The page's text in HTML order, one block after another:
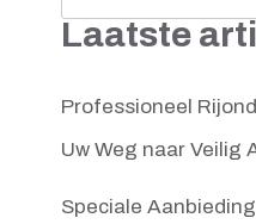
Laatste
Professioneel
Uw Weg naar Veilig
Speciale